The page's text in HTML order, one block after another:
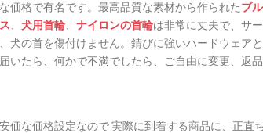
価格で有名です。最高品質な素材から作られたブ
犬用首輪、 ナイロンの首輪は非常に丈夫で、サ
犬の首を傷付けません。錆びに強いハードウェア
いたら、何かで不満でしたら、 ご自由に変更、返
価な価格設定なので 実際に到着する商品に、正直